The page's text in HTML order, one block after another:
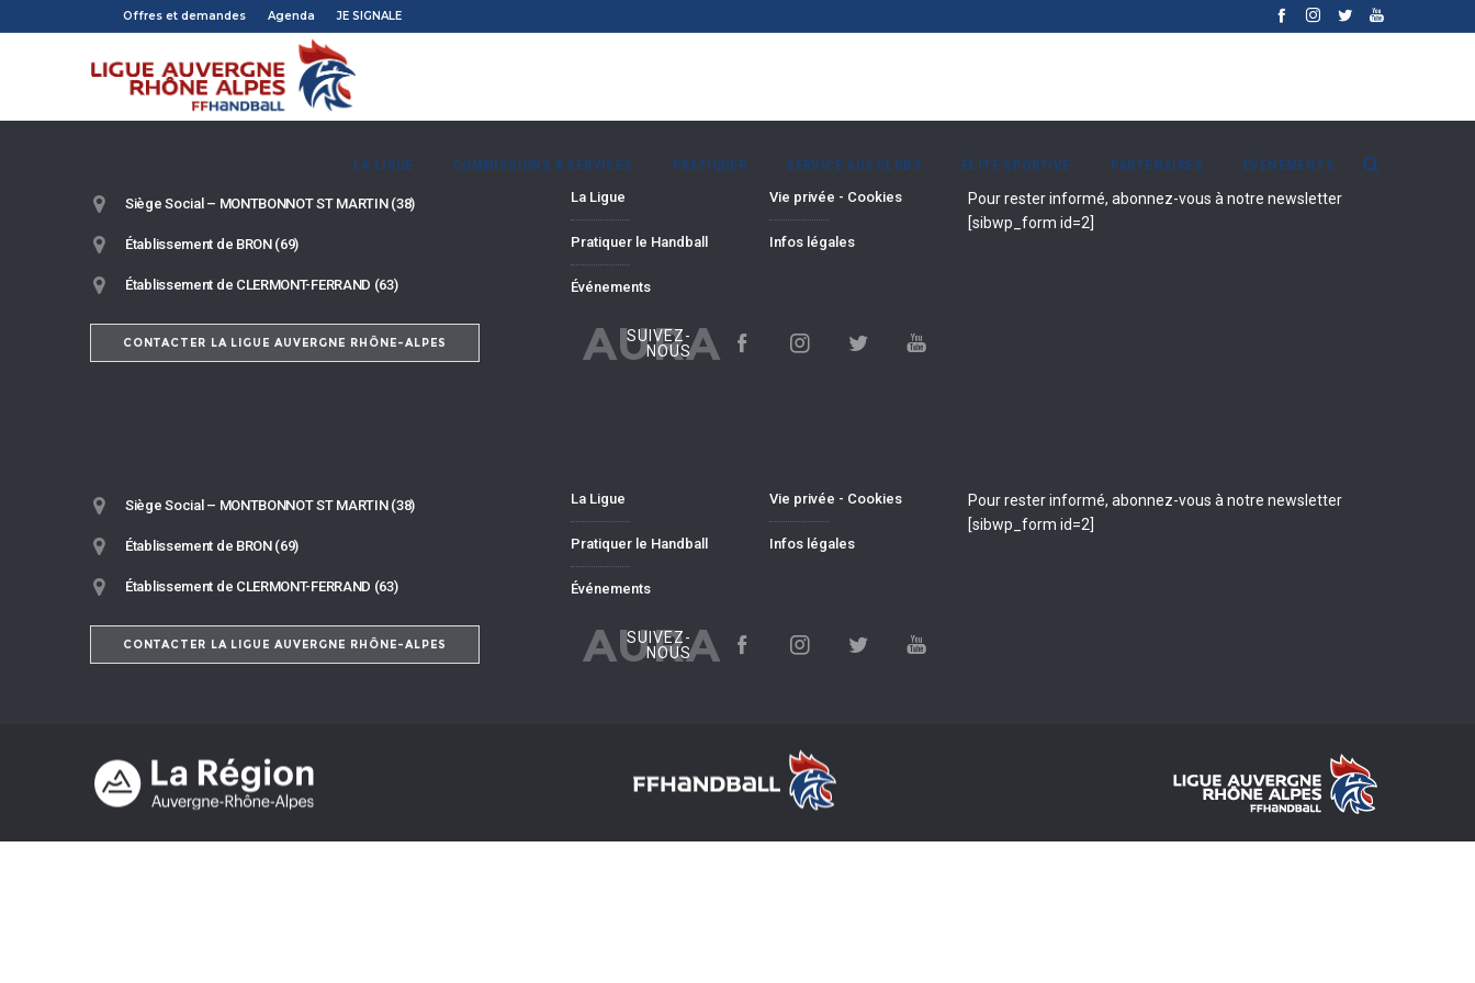
Offres et demandes Agenda JE SIGNALE
LA LIGUE COMMISSIONS & SERVICES PRATIQUER SERVICE AUX CLUBS ÉLITE SPORTIVE PARTENAIRES ÉVÈNEMENTS
Siège Social – MONTBONNOT ST MARTIN (38)
Établissement de BRON (69)
Établissement de CLERMONT-FERRAND (63)
CONTACTER LA LIGUE AUVERGNE RHÔNE-ALPES
La Ligue
Pratiquer le Handball
Événements
Vie privée - Cookies
Infos légales
AURA
SUIVEZ-
NOUS
Pour rester informé, abonnez-vous à notre newsletter
[sibwp_form id=2]
Siège Social – MONTBONNOT ST MARTIN (38)
Établissement de BRON (69)
Établissement de CLERMONT-FERRAND (63)
CONTACTER LA LIGUE AUVERGNE RHÔNE-ALPES
La Ligue
Pratiquer le Handball
Événements
Vie privée - Cookies
Infos légales
AURA
SUIVEZ-
NOUS
Pour rester informé, abonnez-vous à notre newsletter
[sibwp_form id=2]